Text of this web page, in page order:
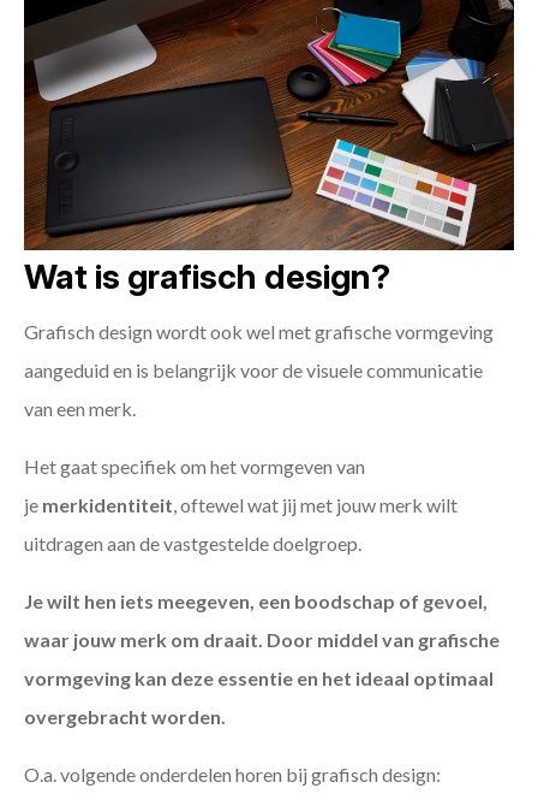
Wat is grafisch design?
Grafisch design wordt ook wel met grafische vormgeving
aangeduid en is belangrijk voor de visuele communicatie
van een merk.
Het gaat specifiek om het vormgeven van
je merkidentiteit , oftewel wat jij met jouw merk wilt
uitdragen aan de vastgestelde doelgroep.
Je wilt hen iets meegeven, een boodschap of gevoel,
waar jouw merk om draait. Door middel van grafische
vormgeving kan deze essentie en het ideaal optimaal
overgebracht worden.
O.a. volgende onderdelen horen bij grafisch design: